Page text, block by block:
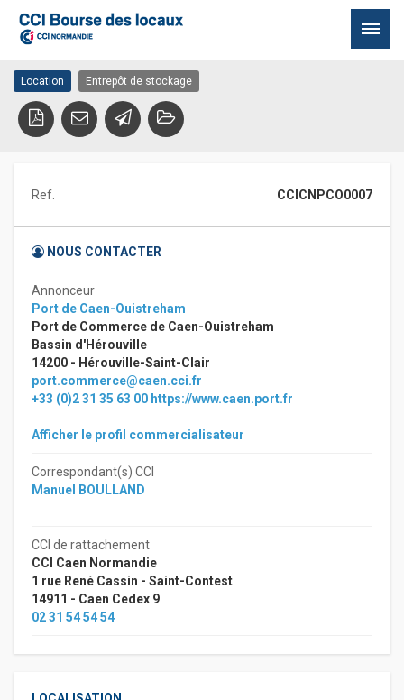
contenu
Bâtiment K7 – partie B
14460 COLOMBELLES
Location Entrepôt de stockage
Ref. CCICNPCO0007
NOUS CONTACTER
Annonceur
Port de Caen-Ouistreham
Port de Commerce de Caen-Ouistreham
Bassin d'Hérouville
14200 - Hérouville-Saint-Clair
port.commerce@caen.cci.fr
+33 (0)2 31 35 63 00 https://www.caen.port.fr
Afficher le profil commercialisateur
Correspondant(s) CCI
Manuel BOULLAND
CCI de rattachement
CCI Caen Normandie
1 rue René Cassin - Saint-Contest
14911 - Caen Cedex 9
02 31 54 54 54